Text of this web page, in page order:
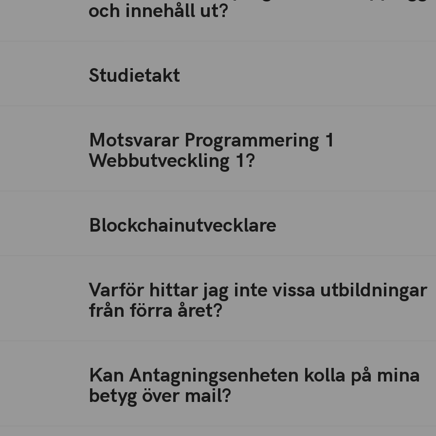
och innehåll ut?
Studietakt
Motsvarar Programmering 1
Webbutveckling 1?
Blockchainutvecklare
Varför hittar jag inte vissa utbildningar
från förra året?
Kan Antagningsenheten kolla på mina
betyg över mail?